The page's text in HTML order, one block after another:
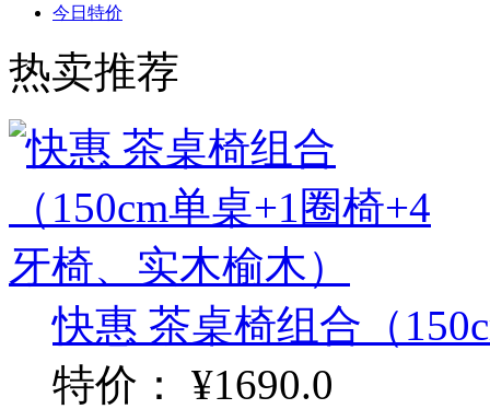
今日特价
热卖推荐
快惠 茶桌椅组合（
特价：
¥1690.0